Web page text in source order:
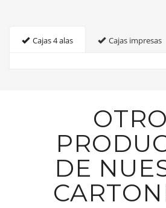
Cajas 4 alas Cajas impresas
DE